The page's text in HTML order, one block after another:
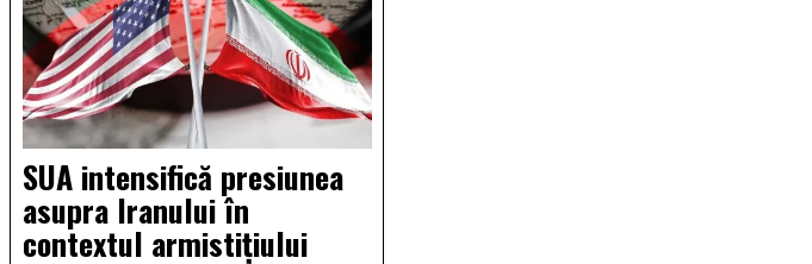
SUA intensifică presiunea
asupra Iranului în
contextul armistițiului